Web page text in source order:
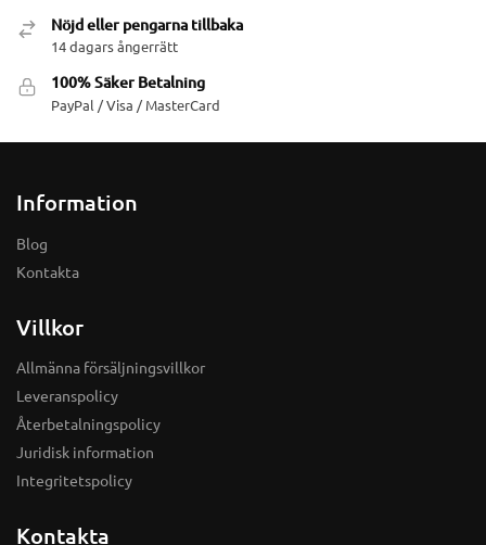
Nöjd eller pengarna tillbaka
14 dagars ångerrätt
100% Säker Betalning
PayPal / Visa / MasterCard
Information
Blog
Kontakta
Villkor
Allmänna försäljningsvillkor
Leveranspolicy
Återbetalningspolicy
Juridisk information
Integritetspolicy
Kontakta